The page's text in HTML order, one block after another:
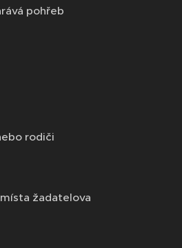
pohřeb
rodiči
žadatelova